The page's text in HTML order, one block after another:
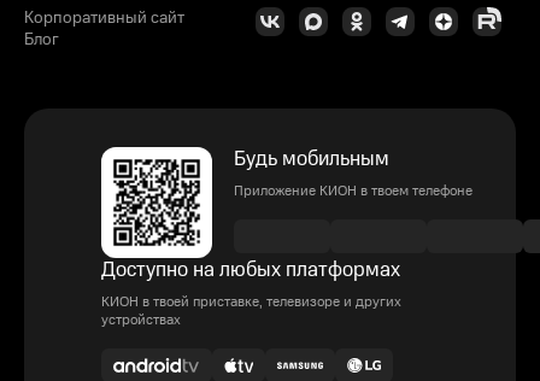
Корпоративный сайт
Блог
Будь мобильным
Приложение КИОН в твоем телефоне
Доступно на любых платформах
КИОН в твоей приставке, телевизоре и других
устройствах